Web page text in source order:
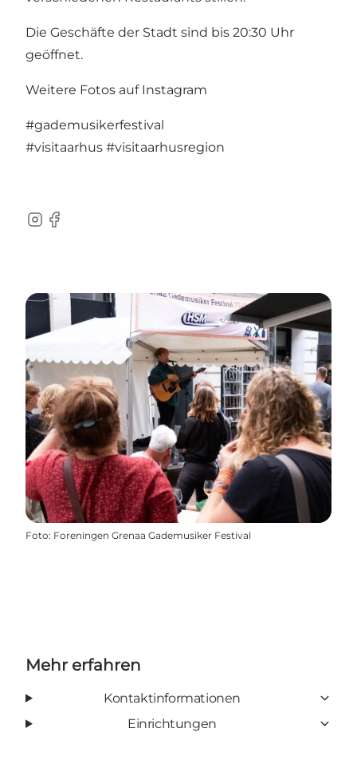
Die Geschäfte der Stadt sind bis 20:30 Uhr
geöffnet.
Weitere Fotos auf Instagram
#gademusikerfestival
#visitaarhus #visitaarhusregion
Instagram
Facebook
Foto: Foreningen Grenaa Gademusiker Festival
Mehr erfahren
Kontaktinformationen
Einrichtungen